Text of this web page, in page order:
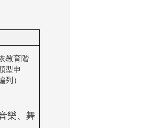
教育階
型申
列）
樂、舞